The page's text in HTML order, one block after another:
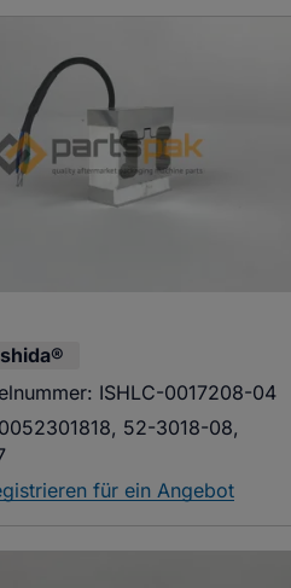
ISHLC-0017208-04
52-3018-08,
für ein Angebot